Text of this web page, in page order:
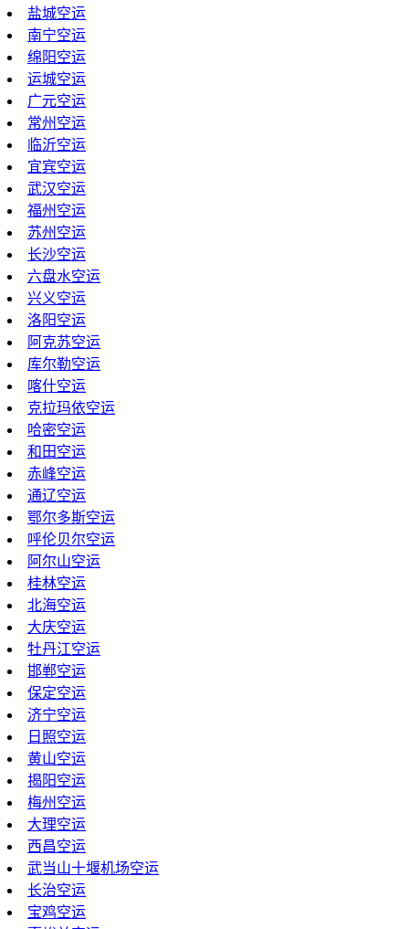
盐城空运
南宁空运
绵阳空运
运城空运
广元空运
常州空运
临沂空运
宜宾空运
武汉空运
福州空运
苏州空运
长沙空运
六盘水空运
兴义空运
洛阳空运
阿克苏空运
库尔勒空运
喀什空运
克拉玛依空运
哈密空运
和田空运
赤峰空运
通辽空运
鄂尔多斯空运
呼伦贝尔空运
阿尔山空运
桂林空运
北海空运
大庆空运
牡丹江空运
邯郸空运
保定空运
济宁空运
日照空运
黄山空运
揭阳空运
梅州空运
大理空运
西昌空运
武当山十堰机场空运
长治空运
宝鸡空运